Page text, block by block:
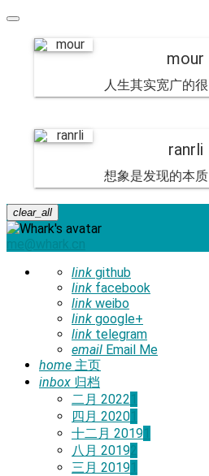
mour
人生其实宽广的很
ranrli
想象是发现的本质
clear_all
me@whark.cn
link github
link facebook
link weibo
link google+
link telegram
email Email Me
home 主页
inbox 归档
二月 2022 1
四月 20201
十二月 20191
八月 20192
三月 20191